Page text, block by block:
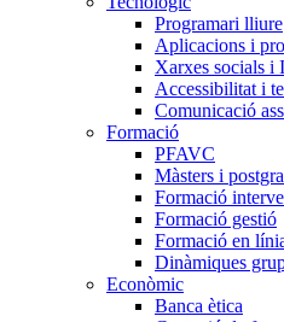
Programari lliure
Aplicacions i
Xarxes socials i
Accessibilitat i
Comunicació
Formació
PFAVC
Màsters i
Formació
Formació gestió
Formació en
Dinàmiques
Econòmic
Banca ètica